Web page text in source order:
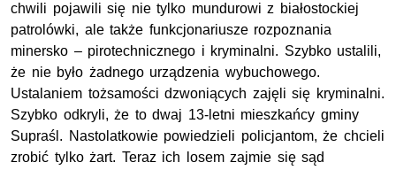
chwili pojawili się nie tylko mundurowi z białostockiej
patrolówki, ale także funkcjonariusze rozpoznania
minersko – pirotechnicznego i kryminalni. Szybko ustalili,
że nie było żadnego urządzenia wybuchowego.
Ustalaniem tożsamości dzwoniących zajęli się kryminalni.
Szybko odkryli, że to dwaj 13-letni mieszkańcy gminy
Supraśl. Nastolatkowie powiedzieli policjantom, że chcieli
zrobić tylko żart. Teraz ich losem zajmie się sąd